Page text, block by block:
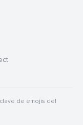
de emojis del